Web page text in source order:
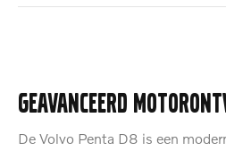
Geavanceerd
De Volvo Penta D8 is een